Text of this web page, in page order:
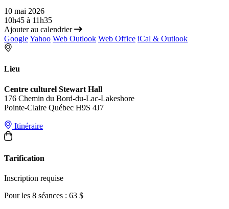
10 mai 2026
10h45 à 11h35
Ajouter au calendrier
GoogleYahoo Web Outlook Web Office iCal & Outlook
Lieu
Centre culturel Stewart Hall
176 Chemin du Bord-du-Lac-Lakeshore
Pointe-Claire Québec H9S 4J7
Itinéraire
Tarification
Inscription requise
Pour les 8 séances : 63 $